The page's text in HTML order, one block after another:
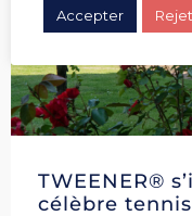
TWEENER®
célèbre
Accepter